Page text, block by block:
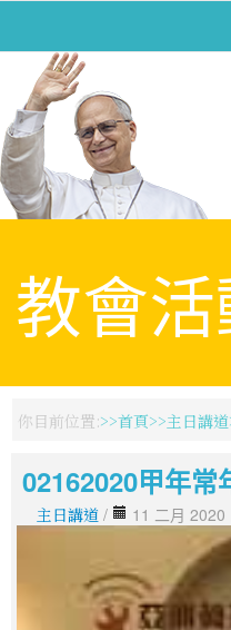
教會
你目前位置: 首頁 主日講道
02162020甲年常
主日講道 / 11 二月 2020